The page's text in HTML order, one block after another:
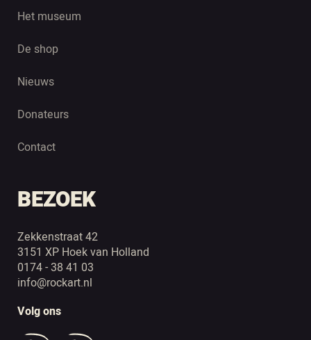
Het museum
De shop
Nieuws
Donateurs
Contact
BEZOEK
Zekkenstraat 42
3151 XP Hoek van Holland
0174 - 38 41 03
info@rockart.nl
Volg ons